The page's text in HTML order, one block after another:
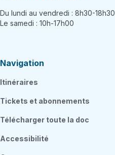
Du lundi au vendredi : 8h30-18h30
Le samedi : 10h-17h00
Navigation
Itinéraires
Tickets et abonnements
Télécharger toute la doc
Accessibilité